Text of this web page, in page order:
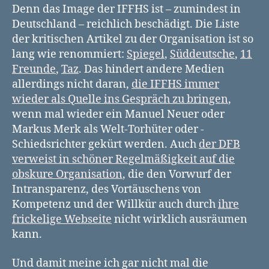
Denn das Image der IFFHS ist – zumindest in
Deutschland – reichlich beschädigt. Die Liste
der kritischen Artikel zu der Organisation ist so
lang wie renommiert: Spiegel, Süddeutsche, 11
Freunde, Taz. Das hindert andere Medien
allerdings nicht daran, die IFFHS immer
wieder als Quelle ins Gespräch zu bringen,
wenn mal wieder ein Manuel Neuer oder
Markus Merk als Welt-Torhüter oder -
Schiedsrichter gekürt werden. Auch der DFB
verweist in schöner Regelmäßigkeit auf die
obskure Organisation, die den Vorwurf der
Intransparenz, des Vortäuschens von
Kompetenz und der Willkür auch durchihre
frickelige Webseite nicht wirklich ausräumen
kann.
Und damit meine ich gar nicht mal die